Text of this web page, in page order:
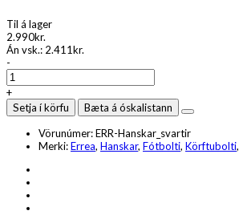
Til á lager
2.990kr.
Án vsk.: 2.411kr.
-
+
Setja í körfu
Bæta á óskalistann
Vörunúmer:ERR-Hanskar_svartir
Merki:Errea, Hanskar, Fótbolti, Körftubolti,